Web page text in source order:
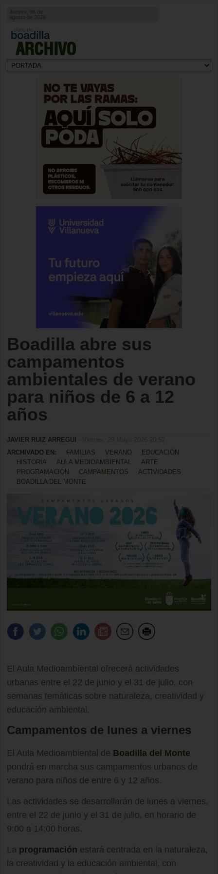
ARCHIVO
agosto de 2026
Boadilla abre sus
campamentos
ambientales de verano
para niños de 6 a 12
años
JAVIER RUIZ ARREGUI
ARCHIVADO EN:
FAMILIAS VERANO
EDUCACIÓN
HISTORIA
AULA MEDIOAMBIENTAL
ARTE
PROGRAMACIÓN
CAMPAMENTOS
ACTIVIDADES
BOADILLA DEL MONTE
El Aula Medioambiental ofrecerá actividades
urbanas entre el 22 de junio y el 31 de julio, con
semanas temáticas sobre naturaleza, creatividad y
educación ambiental.
Campamentos de lunes a viernes
El Aula Medioambiental de Boadilla del Monte
pondrá en marcha sus campamentos urbanos de
verano para niños de entre 6 y 12 años.
Las actividades se desarrollarán de lunes a viernes,
entre el 22 de junio y el 31 de julio, en horario de
9:00 a 14:00 horas.
La programación estará centrada en la naturaleza,
la creatividad y la educación ambiental, con